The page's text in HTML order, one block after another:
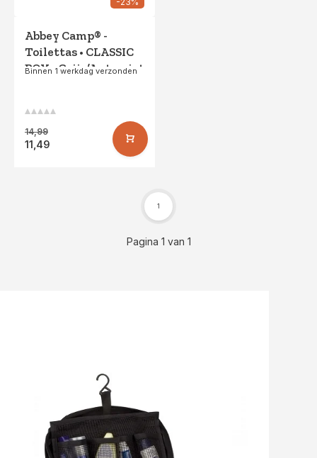
Abbey Camp® -
Toilettas • CLASSIC
BOX • Grijs/Antraciet
Binnen 1 werkdag verzonden
14,99
11,49
Pagina 1 van 1
1